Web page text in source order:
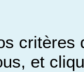
critères
et